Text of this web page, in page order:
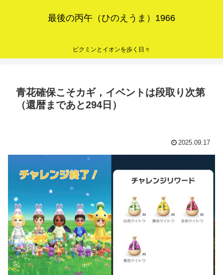
最後の丙午（ひのえうま）1966
ピクミンとイオンを歩く日々
青花確保こそカギ，イベントは段取り次第
（還暦まであと294日）
2025.09.17